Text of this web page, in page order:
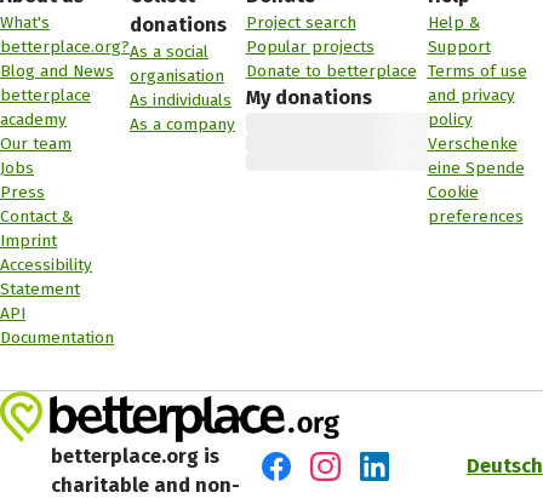
What's
betterplace.org?
Blog and News
betterplace
academy
Our team
Jobs
Press
Contact &
Imprint
Accessibility
Statement
API
Documentation
donations
As a social
organisation
As individuals
As a company
Project search
Popular projects
Donate to betterplace
My donations
Help &
Support
Terms of use
and privacy
policy
Verschenke
eine Spende
Cookie
preferences
betterplace.org is
charitable and non-
Deutsch